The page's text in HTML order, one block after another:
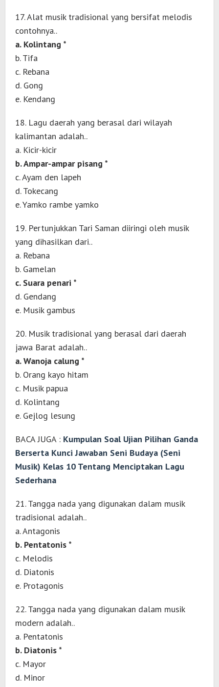
17. Alat musik tradisional yang bersifat melodis
contohnya..
a. Kolintang *
b. Tifa
c. Rebana
d. Gong
e. Kendang
18. Lagu daerah yang berasal dari wilayah
kalimantan adalah..
a. Kicir-kicir
b. Ampar-ampar pisang *
c. Ayam den lapeh
d. Tokecang
e. Yamko rambe yamko
19. Pertunjukkan Tari Saman diiringi oleh musik
yang dihasilkan dari..
a. Rebana
b. Gamelan
c. Suara penari *
d. Gendang
e. Musik gambus
20. Musik tradisional yang berasal dari daerah
jawa Barat adalah..
a. Wanoja calung *
b. Orang kayo hitam
c. Musik papua
d. Kolintang
e. Gejlog lesung
BACA JUGA : Kumpulan Soal Ujian Pilihan Ganda
Berserta Kunci Jawaban Seni Budaya (Seni
Musik) Kelas 10 Tentang Menciptakan Lagu
Sederhana
21. Tangga nada yang digunakan dalam musik
tradisional adalah..
a. Antagonis
b. Pentatonis *
c. Melodis
d. Diatonis
e. Protagonis
22. Tangga nada yang digunakan dalam musik
modern adalah..
a. Pentatonis
b. Diatonis *
c. Mayor
d. Minor